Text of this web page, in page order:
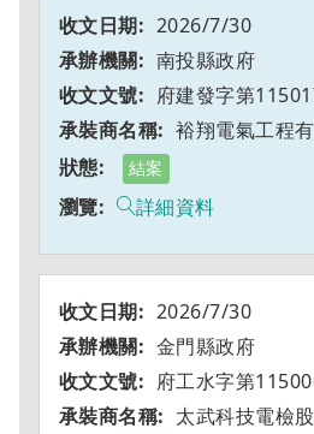
2026/7/30
南投縣政府
府建發字第
裕翔電氣工程
結案
詳細資料
2026/7/30
金門縣政府
府工水字第
太武科技電檢